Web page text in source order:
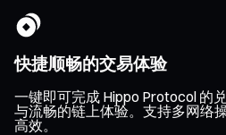
快捷顺畅的交易体验
一键即可完成 Hippo Protocol 的
与流畅的链上体验。支持多网络
高效。